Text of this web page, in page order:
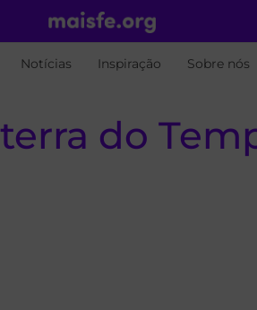
Notícias Inspiração Sobre nós
do